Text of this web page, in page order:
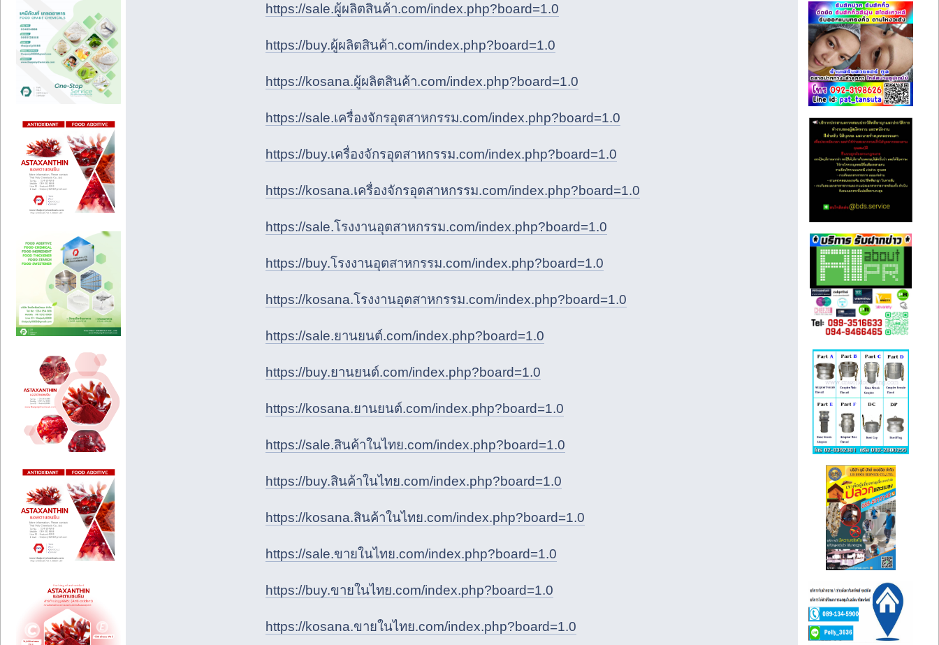
https://sale.ผู้ผลิตสินค้า.com/index.php?board=1.0
https://buy.ผู้ผลิตสินค้า.com/index.php?board=1.0
https://kosana.ผู้ผลิตสินค้า.com/index.php?board=1.0
https://sale.เครื่องจักรอุตสาหกรรม.com/index.php?board=1.0
https://buy.เครื่องจักรอุตสาหกรรม.com/index.php?board=1.0
https://kosana.เครื่องจักรอุตสาหกรรม.com/index.php?board=1.0
https://sale.โรงงานอุตสาหกรรม.com/index.php?board=1.0
https://buy.โรงงานอุตสาหกรรม.com/index.php?board=1.0
https://kosana.โรงงานอุตสาหกรรม.com/index.php?board=1.0
https://sale.ยานยนต์.com/index.php?board=1.0
https://buy.ยานยนต์.com/index.php?board=1.0
https://kosana.ยานยนต์.com/index.php?board=1.0
https://sale.สินค้าในไทย.com/index.php?board=1.0
https://buy.สินค้าในไทย.com/index.php?board=1.0
https://kosana.สินค้าในไทย.com/index.php?board=1.0
https://sale.ขายในไทย.com/index.php?board=1.0
https://buy.ขายในไทย.com/index.php?board=1.0
https://kosana.ขายในไทย.com/index.php?board=1.0